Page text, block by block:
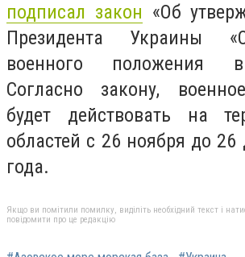
подписал закон «Об
Президента Украины
военного положения
Согласно закону,
будет действовать на
областей с 26 ноября до 26
года.
Якщо ви помітили помилку, виділіть необхідний текст і
повідомити про це редакцію